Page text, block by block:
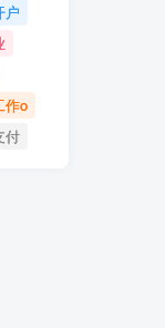
户
作o
付